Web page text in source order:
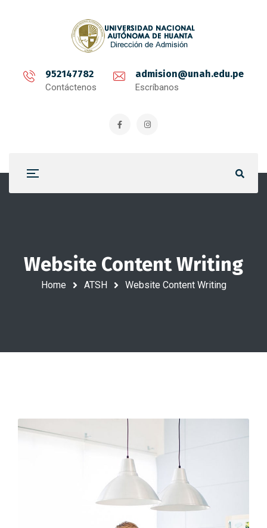
952147782
Contáctenos
admision@unah.edu.pe
Escríbanos
Website Content Writing
Home ATSH Website Content Writing